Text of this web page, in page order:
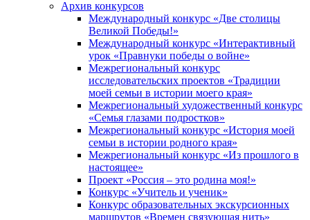
Архив конкурсов
Международный конкурс «Две столицы
Великой Победы!»
Международный конкурс «Интерактивный
урок «Правнуки победы о войне»
Межрегиональный конкурс
исследовательских проектов «Традиции
моей семьи в истории моего края»
Межрегиональный художественный конкурс
«Семья глазами подростков»
Межрегиональный конкурс «История моей
семьи в истории родного края»
Межрегиональный конкурс «Из прошлого в
настоящее»
Проект «Россия – это родина моя!»
Конкурс «Учитель и ученик»
Конкурс образовательных экскурсионных
маршрутов «Времен связующая нить»